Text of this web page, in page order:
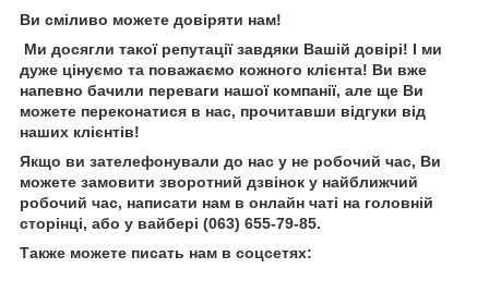
Ви сміливо можете довіряти нам!
Ми досягли такої репутації завдяки Вашій довірі! І ми
дуже цінуємо та поважаємо кожного клієнта! Ви вже
напевно бачили переваги нашої компанії, але ще Ви
можете переконатися в нас, прочитавши відгуки від
наших клієнтів!
Якщо ви зателефонували до нас у не робочий час, Ви
можете замовити зворотний дзвінок у найближчий
робочий час, написати нам в онлайн чаті на головній
сторінці, або у вайбері (063) 655-79-85.
Также можете писать нам в соцсетях: